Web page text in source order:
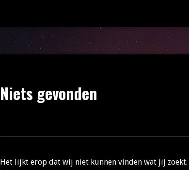
Niets gevonden
Het lijkt erop dat wij niet kunnen vinden wat jij